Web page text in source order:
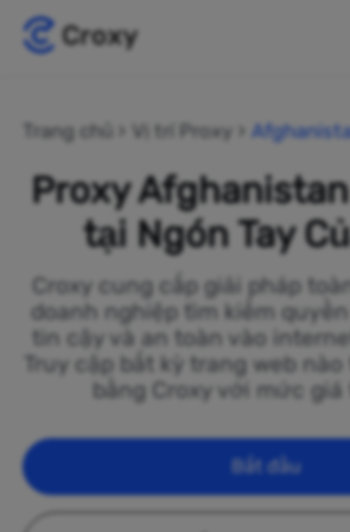
Trang chủ Vị trí Proxy
Proxy
tại Ngón Tay
Croxy cung cấp giải pháp
doanh nghiệp tìm kiếm
tin cậy và an toàn vào
Truy cập bất kỳ trang web
bằng Croxy với mức giá
Bắt đầu